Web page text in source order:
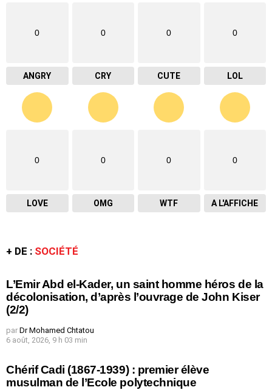
0
ANGRY
0
CRY
0
CUTE
0
LOL
0
LOVE
0
OMG
0
WTF
0
A L'AFFICHE
+ DE : SOCIÉTÉ
L’Emir Abd el-Kader, un saint homme héros de la
décolonisation, d’après l’ouvrage de John Kiser
(2/2)
par Dr Mohamed Chtatou
6 août, 2026, 9 h 03 min
Chérif Cadi (1867-1939) : premier élève
musulman de l’Ecole polytechnique